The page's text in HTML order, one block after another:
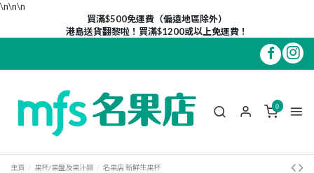
\n\n\n
買滿$500免運費（偏遠地區除外）
港島送貨翻黎啦！買滿$1200或以上免運費！
0
主頁 果杯/果盤及果汁類 名果店 新鮮生果杯